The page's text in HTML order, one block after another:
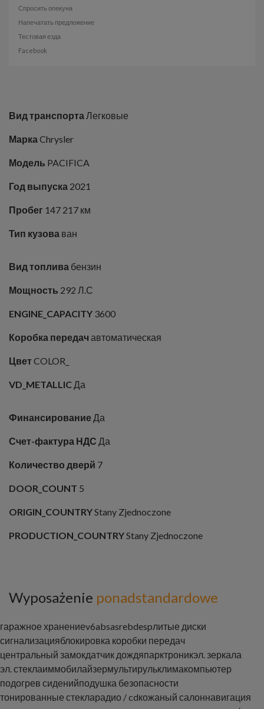
Спросить опекуна
Напечатать предложение
Тестовая езда
Facebook
Вид транспорта Легковые
МаркаChrysler
Модель PACIFICA
Год выпуска 2021
Пробег 147 217 км
Тип кузова ван
Вид топлива бензин
Мощность 292 Л.С
ENGINE_CAPACITY 3600
Коробка передач автоматическая
ЦветCOLOR_
VD_METALLIC Да
Финансирование Да
Счет-фактура НДС Да
Количество дверй 7
DOOR_COUNT 5
ORIGIN_COUNTRYStany Zjednoczone
PRODUCTION_COUNTRYStany Zjednoczone
Wyposażenie ponadstandardowe
гаражное хранениеv6absasrebdespлитые диски
сигнализацияблокировка коробки передач
центральный замокдатчик дождяпарктроникэл. зеркала
эл. стеклаиммобилайзермультирульклимакомпьютер
подогрев сиденийподушка безопасности
тонированные стекларадио / cdкожаный салоннавигация